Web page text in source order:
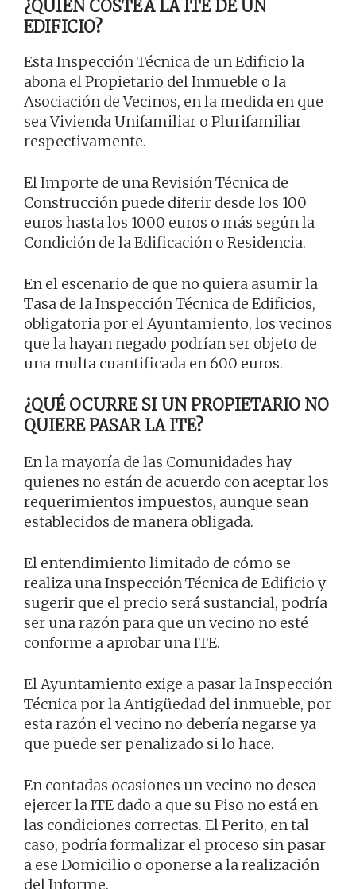
¿QUIÉN COSTEA LA ITE DE UN
EDIFICIO?
EstaInspección Técnica de un Edificio la
abona el Propietario del Inmueble o la
Asociación de Vecinos, en la medida en que
sea Vivienda Unifamiliar o Plurifamiliar
respectivamente.
El Importe de una Revisión Técnica de
Construcción puede diferir desde los 100
euros hasta los 1000 euros o más según la
Condición de la Edificación o Residencia.
En el escenario de que no quiera asumir la
Tasa de la Inspección Técnica de Edificios,
obligatoria por el Ayuntamiento, los vecinos
que la hayan negado podrían ser objeto de
una multa cuantificada en 600 euros.
¿QUÉ OCURRE SI UN PROPIETARIO NO
QUIERE PASAR LA ITE?
En la mayoría de las Comunidades hay
quienes no están de acuerdo con aceptar los
requerimientos impuestos, aunque sean
establecidos de manera obligada.
El entendimiento limitado de cómo se
realiza una Inspección Técnica de Edificio y
sugerir que el precio será sustancial, podría
ser una razón para que un vecino no esté
conforme a aprobar una ITE.
El Ayuntamiento exige a pasar la Inspección
Técnica por la Antigüedad del inmueble, por
esta razón el vecino no debería negarse ya
que puede ser penalizado si lo hace.
En contadas ocasiones un vecino no desea
ejercer la ITE dado a que su Piso no está en
las condiciones correctas. El Perito, en tal
caso, podría formalizar el proceso sin pasar
a ese Domicilio o oponerse a la realización
del Informe.